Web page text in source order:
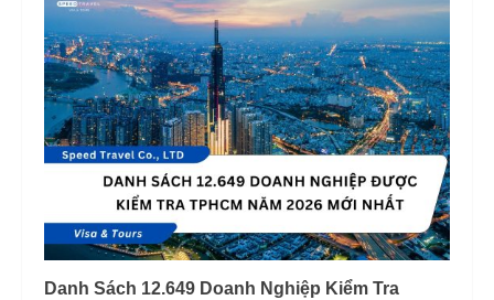
Danh Sách 12.649 Doanh Nghiệp Kiểm Tra